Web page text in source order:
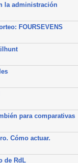
la administración
FOURSEVENS
para comparativas
Cómo actuar.
de RdL